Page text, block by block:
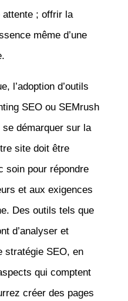
; offrir la
même d’une
l’adoption d’outils
SEO ou SEMrush
démarquer sur la
site doit être
soin pour répondre
et aux exigences
Des outils tels que
d’analyser et
stratégie SEO, en
qui comptent
créer des pages